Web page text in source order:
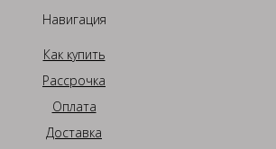
Навигация
Как купить
Рассрочка
Оплата
Доставка